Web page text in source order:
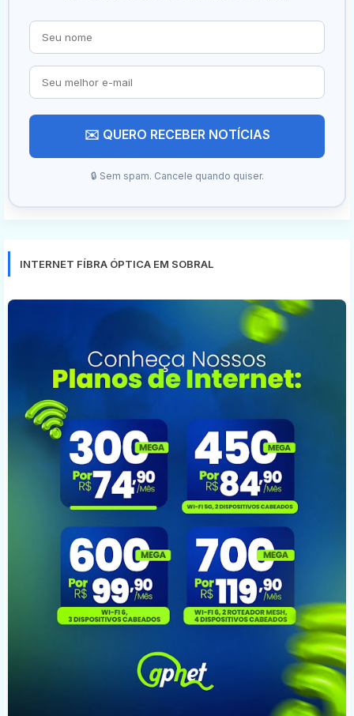
✉️ QUERO RECEBER NOTÍCIAS
🔒 Sem spam. Cancele quando quiser.
INTERNET FÍBRA ÓPTICA EM SOBRAL